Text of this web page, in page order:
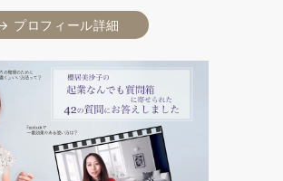
プロフィール詳細